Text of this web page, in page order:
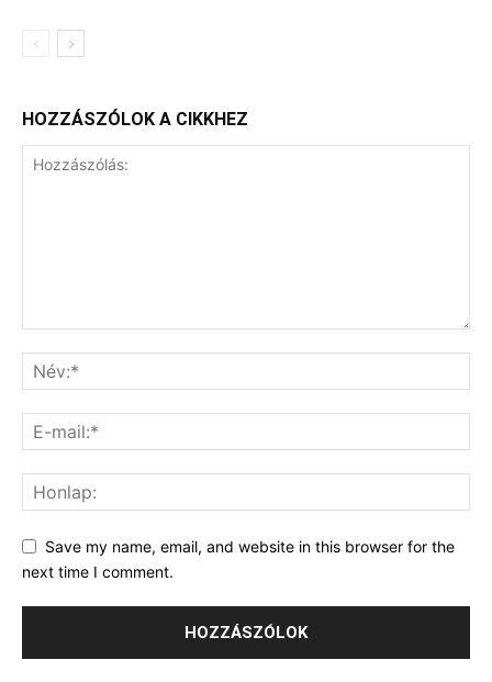
HOZZÁSZÓLOK A CIKKHEZ
Save my name, email, and website in this browser for the
next time I comment.